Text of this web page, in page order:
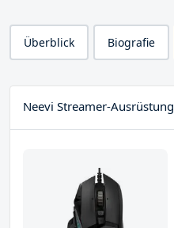
Überblick Biografie
Neevi Streamer-Ausrüstung